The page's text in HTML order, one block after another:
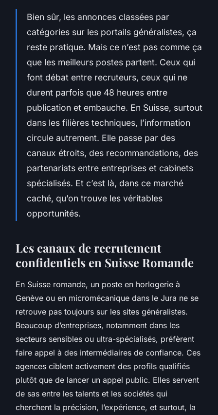
Bien sûr, les annonces classées par
catégories sur les portails généralistes, ça
reste pratique. Mais ce n’est pas comme ça
que les meilleurs postes partent. Ceux qui
font débat entre recruteurs, ceux qui ne
durent parfois que 48 heures entre
publication et embauche. En Suisse, surtout
dans les filières techniques, l’information
circule autrement. Elle passe par des
canaux étroits, des recommandations, des
partenariats entre entreprises et cabinets
spécialisés. Et c’est là, dans ce marché
caché, qu’on trouve les véritables
opportunités.
Les canaux de recrutement
confidentiels en Suisse Romande
En Suisse romande, un poste en horlogerie à
Genève ou en micromécanique dans le Jura ne se
retrouve pas toujours sur les sites généralistes.
Beaucoup d’entreprises, notamment dans les
secteurs sensibles ou ultra-spécialisés, préfèrent
faire appel à des intermédiaires de confiance. Ces
agences ciblent activement des profils qualifiés
plutôt que de lancer un appel public. Elles servent
de sas entre les talents et les sociétés qui
cherchent la précision, l’expérience, et surtout, la